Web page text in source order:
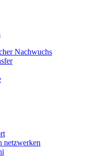
Nachwuchs
netzwerken